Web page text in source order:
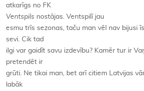
atkarīgs no FK
Ventspils nostājas. Ventspilī jau
esmu trīs sezonas, taču man vēl nav bijusi
sevi. Cik tad
ilgi var gaidīt savu izdevību? Kamēr tur ir
pretendēt ir
grūti. Ne tikai man, bet arī citiem Latvijas
labāk